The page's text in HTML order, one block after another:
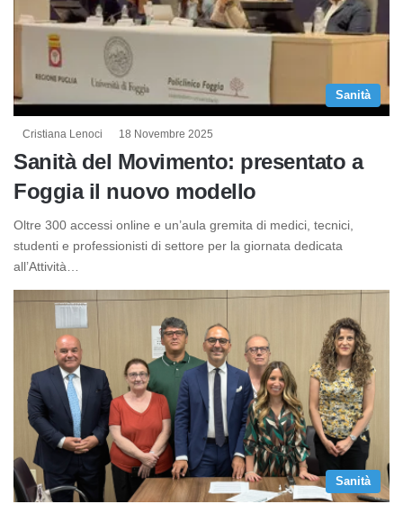
Sanità
Cristiana Lenoci 18 Novembre 2025
Sanità del Movimento: presentato a
Foggia il nuovo modello
Oltre 300 accessi online e un’aula gremita di medici, tecnici,
studenti e professionisti di settore per la giornata dedicata
all’Attività…
Sanità